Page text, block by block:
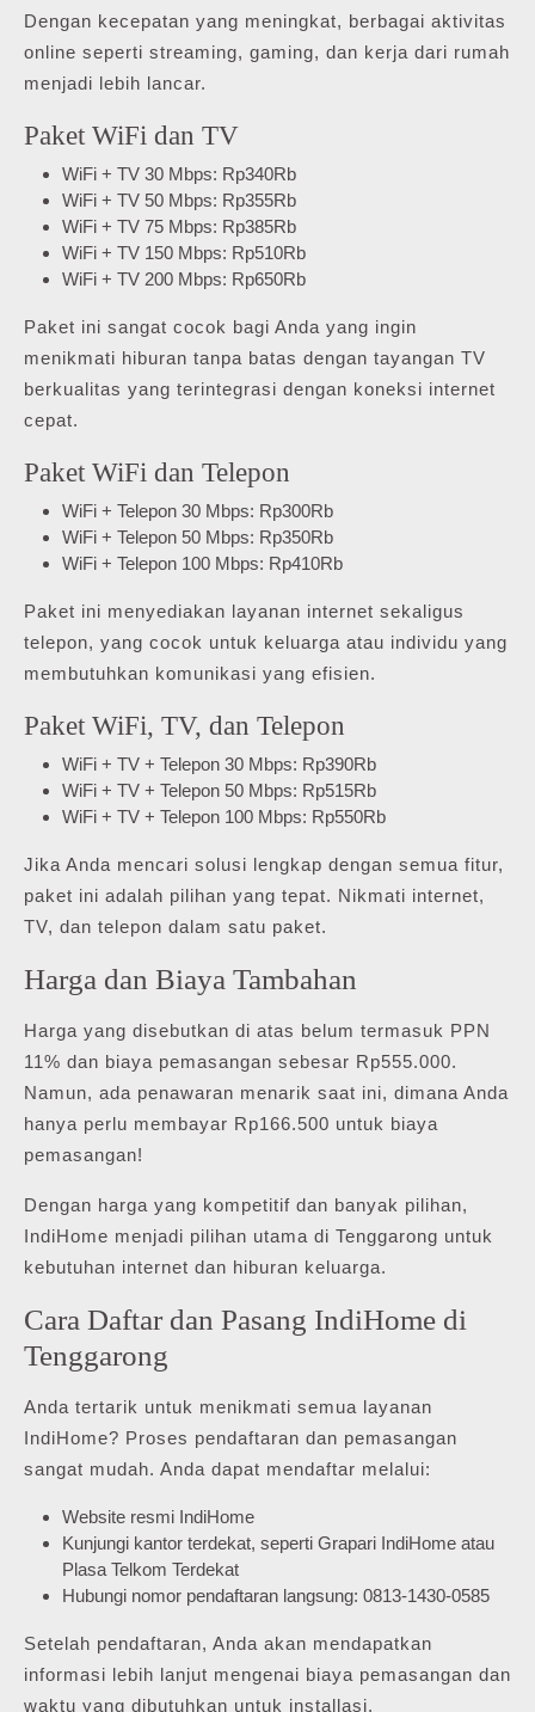
Dengan kecepatan yang meningkat, berbagai aktivitas
online seperti streaming, gaming, dan kerja dari rumah
menjadi lebih lancar.
Paket WiFi dan TV
WiFi + TV 30 Mbps: Rp340Rb
WiFi + TV 50 Mbps: Rp355Rb
WiFi + TV 75 Mbps: Rp385Rb
WiFi + TV 150 Mbps: Rp510Rb
WiFi + TV 200 Mbps: Rp650Rb
Paket ini sangat cocok bagi Anda yang ingin
menikmati hiburan tanpa batas dengan tayangan TV
berkualitas yang terintegrasi dengan koneksi internet
cepat.
Paket WiFi dan Telepon
WiFi + Telepon 30 Mbps: Rp300Rb
WiFi + Telepon 50 Mbps: Rp350Rb
WiFi + Telepon 100 Mbps: Rp410Rb
Paket ini menyediakan layanan internet sekaligus
telepon, yang cocok untuk keluarga atau individu yang
membutuhkan komunikasi yang efisien.
Paket WiFi, TV, dan Telepon
WiFi + TV + Telepon 30 Mbps: Rp390Rb
WiFi + TV + Telepon 50 Mbps: Rp515Rb
WiFi + TV + Telepon 100 Mbps: Rp550Rb
Jika Anda mencari solusi lengkap dengan semua fitur,
paket ini adalah pilihan yang tepat. Nikmati internet,
TV, dan telepon dalam satu paket.
Harga dan Biaya Tambahan
Harga yang disebutkan di atas belum termasuk PPN
11% dan biaya pemasangan sebesar Rp555.000.
Namun, ada penawaran menarik saat ini, dimana Anda
hanya perlu membayar Rp166.500 untuk biaya
pemasangan!
Dengan harga yang kompetitif dan banyak pilihan,
IndiHome menjadi pilihan utama di Tenggarong untuk
kebutuhan internet dan hiburan keluarga.
Cara Daftar dan Pasang IndiHome di
Tenggarong
Anda tertarik untuk menikmati semua layanan
IndiHome? Proses pendaftaran dan pemasangan
sangat mudah. Anda dapat mendaftar melalui:
Website resmi IndiHome
Kunjungi kantor terdekat, seperti Grapari IndiHome atau
Plasa Telkom Terdekat
Hubungi nomor pendaftaran langsung: 0813-1430-0585
Setelah pendaftaran, Anda akan mendapatkan
informasi lebih lanjut mengenai biaya pemasangan dan
waktu yang dibutuhkan untuk installasi.